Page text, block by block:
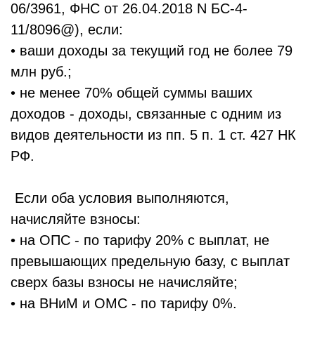
06/3961, ФНС от 26.04.2018 N БС-4-
11/8096@), если:
• ваши доходы за текущий год не более 79
млн руб.;
• не менее 70% общей суммы ваших
доходов - доходы, связанные с одним из
видов деятельности из пп. 5 п. 1 ст. 427 НК
РФ.
Если оба условия выполняются,
начисляйте взносы:
• на ОПС - по тарифу 20% с выплат, не
превышающих предельную базу, с выплат
сверх базы взносы не начисляйте;
• на ВНиМ и ОМС - по тарифу 0%.